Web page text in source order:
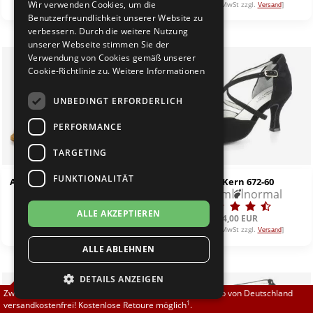
Brautschuhe
Sneaker
Übergrößen 43-44
Flexerinas
Merlet
Nueva Epoca
RayRose
Rummos
Rumpf
TopTanz
[inkl. 19% MwSt zzgl.Versand [inkl. 19% MwSt zzgl. Versand]
Anna Kern 908-50 Nappa silber
99,00 EUR
[inkl. 19% MwSt zzgl. ]
Anna Kern 672-60
6,0 cm normal
104,00 EUR
[inkl. 19% MwSt zzgl. Versand]
%
Zwischen 70,00 EUR und 800,00 EUR liefern wir innerhalb von Deutschland
versandkostenfrei! Kostenlose Retoure möglich1.
Wir verwenden Cookies, um die
Benutzerfreundlichkeit unserer Website zu
verbessern. Durch die weitere Nutzung
unserer Webseite stimmen Sie der
Verwendung von Cookies gemäß unserer
Cookie-Richtlinie zu. Weitere Informationen
UNBEDINGT ERFORDERLICH
PERFORMANCE
TARGETING
FUNKTIONALITÄT
ALLE AKZEPTIEREN
ALLE ABLEHNEN
DETAILS ANZEIGEN